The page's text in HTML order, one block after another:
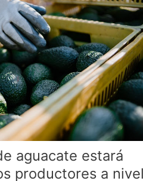
aguacate estará
productores a